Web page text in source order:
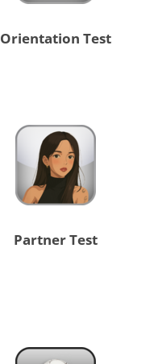
Orientation Test
Partner Test